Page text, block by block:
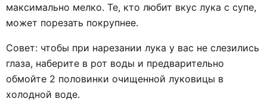
максимально мелко. Те, кто любит вкус лука с супе,
может порезать покрупнее.
Совет: чтобы при нарезании лука у вас не слезились
глаза, наберите в рот воды и предварительно
обмойте 2 половинки очищенной луковицы в
холодной воде.